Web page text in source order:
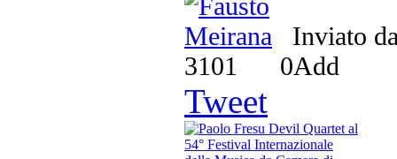
Inviato
3101
0Add
Tweet